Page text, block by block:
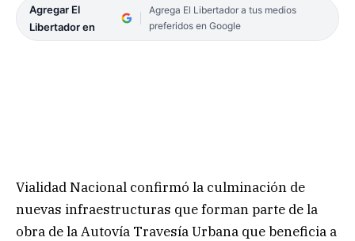
Agregar El
Libertador en
Agrega El Libertador a tus medios
preferidos en Google
Vialidad Nacional confirmó la culminación de
nuevas infraestructuras que forman parte de la
obra de la Autovía Travesía Urbana que beneficia a